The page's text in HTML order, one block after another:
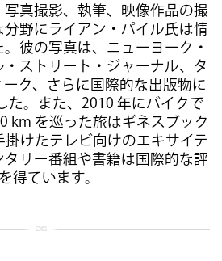
真撮影、執筆、映像作品の撮
野にライアン・パイル氏は情
彼の写真は、ニューヨーク・
ストリート・ジャーナル、タ
ク、さらに国際的な出版物に
た。また、2010 年にバイクで
km を巡った旅はギネスブック
けたテレビ向けのエキサイテ
リー番組や書籍は国際的な評
得ています。